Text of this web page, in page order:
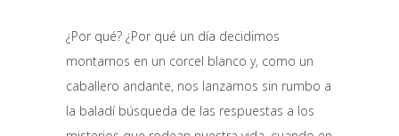
¿Por qué? ¿Por qué un día decidimos
montarnos en un corcel blanco y, como un
caballero andante, nos lanzamos sin rumbo a
la baladí búsqueda de las respuestas a los